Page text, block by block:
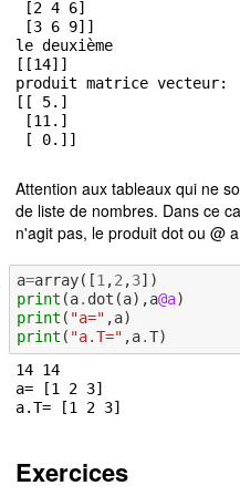
le deuxième
[[14]]
produit matrice vecteur:
[[ 5.]
Attention aux tableaux qui ne
de liste de nombres. Dans ce
n'agit pas, le produit dot ou @
a=array([1,2,3])
print (a. dot (a),a@a)
print ( "a=" ,a)
print ( "a.T=" ,a.T)
14 14
a= [1 2 3]
Exercices